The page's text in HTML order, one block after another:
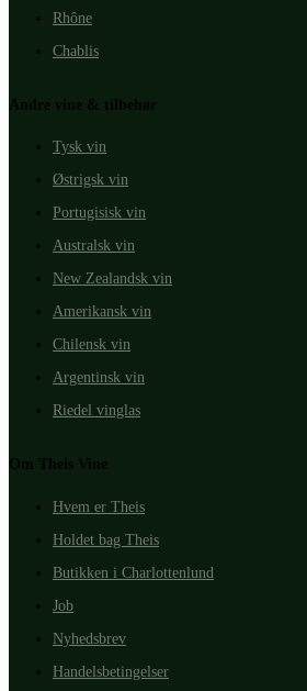
Rhône
Chablis
Andre vine & tilbehør
Tysk vin
Østrigsk vin
Portugisisk vin
Australsk vin
New Zealandsk vin
Amerikansk vin
Chilensk vin
Argentinsk vin
Riedel vinglas
Om Theis Vine
Hvem er Theis
Holdet bag Theis
Butikken i Charlottenlund
Job
Nyhedsbrev
Handelsbetingelser